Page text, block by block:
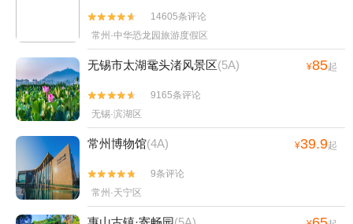
节+宜兴竹海国际氡泉+华西村机器人世界+九龙
湾花星球+宜兴海啦啦城市乐园+无锡旅行跟拍
+太湖石窟+苏州花山自然风景区+尚田小镇+华
西世界探险公园+荡口古镇水乐园+无锡融创文旅
城+寓都超级萌宠动物园（江阴万达站）+江阴失
恋博物馆+江阴市城区禧汤汗蒸休闲中心+枪王真
枪实弹射击馆(江阴店)+崇安寺生活步行街区+无
锡拈花湾拈花客栈+华西邨博物馆+宜兴竹林漂流
+拈花湾-草鞋山庐+铃兰花海乐园+锡惠园林文物
名胜区+中国宜兴陶瓷博物馆--已下线+满庭芳郊
野花园+宜兴阳羡生态旅游度假区+宜兴国家森林
公园+沙洲优黄文化园+三国水浒景区(中央电视


14605条评论
常州·中华恐龙园旅游度假区
无锡市太湖鼋头渚风景区(5A) ¥85起


9165条评论
无锡·滨湖区
常州博物馆(4A) ¥39.9起


9条评论
常州·天宁区